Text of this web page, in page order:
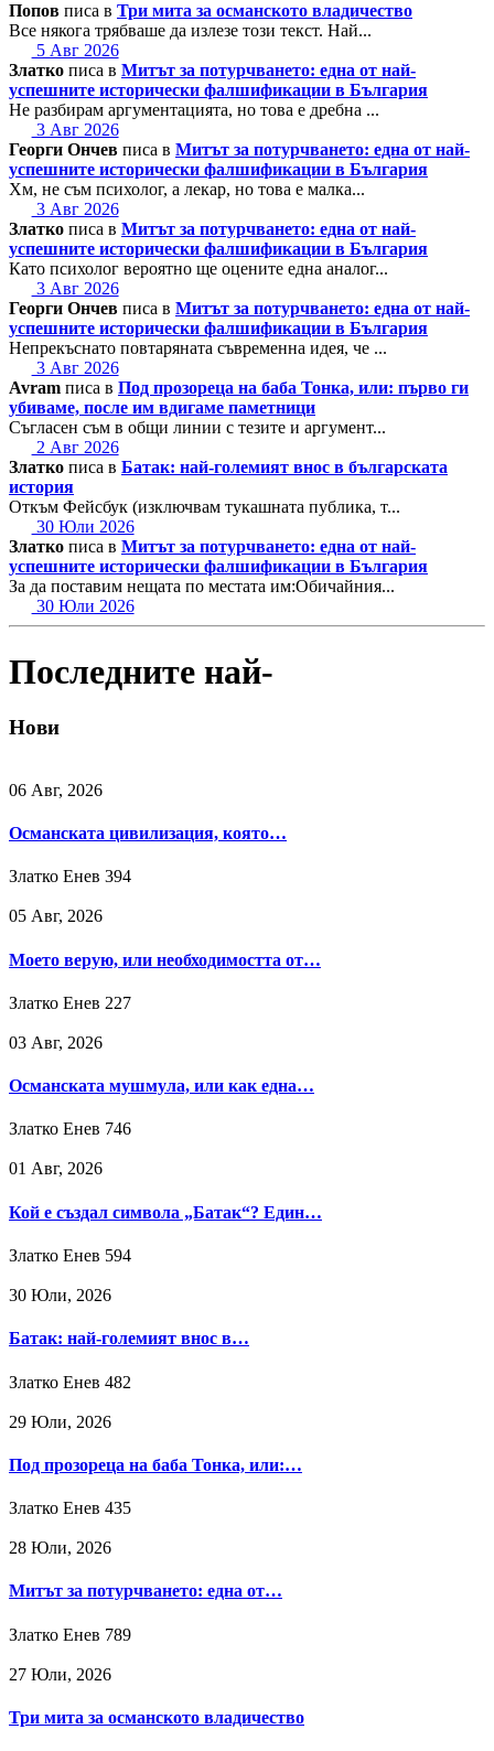
Попов писа в Три мита за османското владичество
Все някога трябваше да излезе този текст. Най...
5 Авг 2026
Златко писа в Митът за потурчването: една от най-
успешните исторически фалшификации в България
Не разбирам аргументацията, но това е дребна ...
3 Авг 2026
Георги Ончев писа в Митът за потурчването: една от най-
успешните исторически фалшификации в България
Хм, не съм психолог, а лекар, но това е малка...
3 Авг 2026
Златко писа в Митът за потурчването: една от най-
успешните исторически фалшификации в България
Като психолог вероятно ще оцените една аналог...
3 Авг 2026
Георги Ончев писа в Митът за потурчването: една от най-
успешните исторически фалшификации в България
Непрекъснато повтаряната съвременна идея, че ...
3 Авг 2026
Avram писа в Под прозореца на баба Тонка, или: първо ги
убиваме, после им вдигаме паметници
Съгласен съм в общи линии с тезите и аргумент...
2 Авг 2026
Златко писа в Батак: най-големият внос в българската
история
Откъм Фейсбук (изключвам тукашната публика, т...
30 Юли 2026
Златко писа в Митът за потурчването: една от най-
успешните исторически фалшификации в България
За да поставим нещата по местата им:Обичайния...
30 Юли 2026
Последните най-
Нови
06 Авг, 2026
Османската цивилизация, която…
Златко Енев 394
05 Авг, 2026
Моето верую, или необходимостта от…
Златко Енев 227
03 Авг, 2026
Османската мушмула, или как една…
Златко Енев 746
01 Авг, 2026
Кой е създал символа „Батак“? Един…
Златко Енев 594
30 Юли, 2026
Батак: най-големият внос в…
Златко Енев 482
29 Юли, 2026
Под прозореца на баба Тонка, или:…
Златко Енев 435
28 Юли, 2026
Митът за потурчването: една от…
Златко Енев 789
27 Юли, 2026
Три мита за османското владичество